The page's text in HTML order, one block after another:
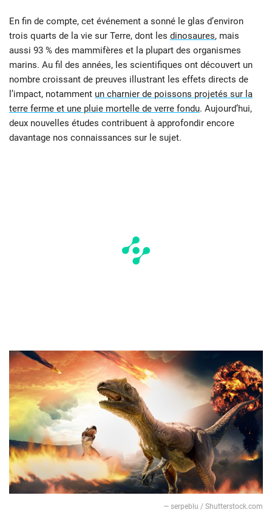
En fin de compte, cet événement a sonné le glas d’environ
trois quarts de la vie sur Terre, dont les dinosaures, mais
aussi 93 % des mammifères et la plupart des organismes
marins. Au fil des années, les scientifiques ont découvert un
nombre croissant de preuves illustrant les effets directs de
l’impact, notamment un charnier de poissons projetés sur la
terre ferme et une pluie mortelle de verre fondu. Aujourd’hui,
deux nouvelles études contribuent à approfondir encore
davantage nos connaissances sur le sujet.
— serpeblu / Shutterstock.com